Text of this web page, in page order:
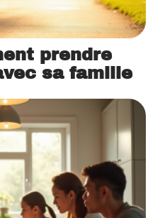
prendre
sa famille